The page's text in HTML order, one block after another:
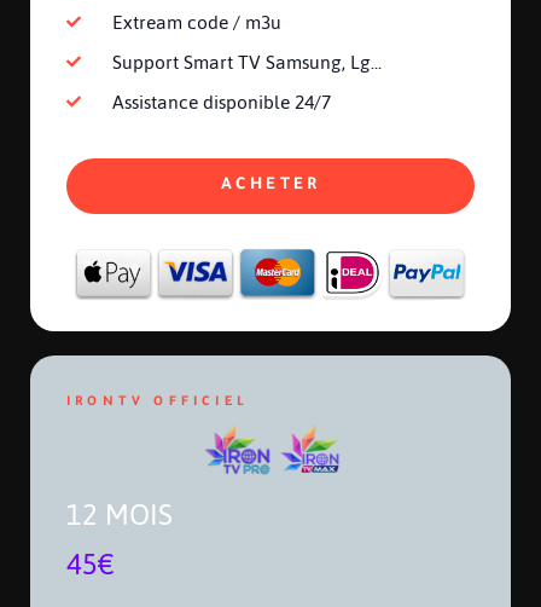
Extream code / m3u
Support Smart TV Samsung, Lg...
Assistance disponible 24/7
ACHETER
IRONTV OFFICIEL
12 MOIS
45€